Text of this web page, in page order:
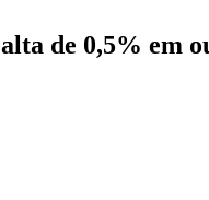
de 0,5% em